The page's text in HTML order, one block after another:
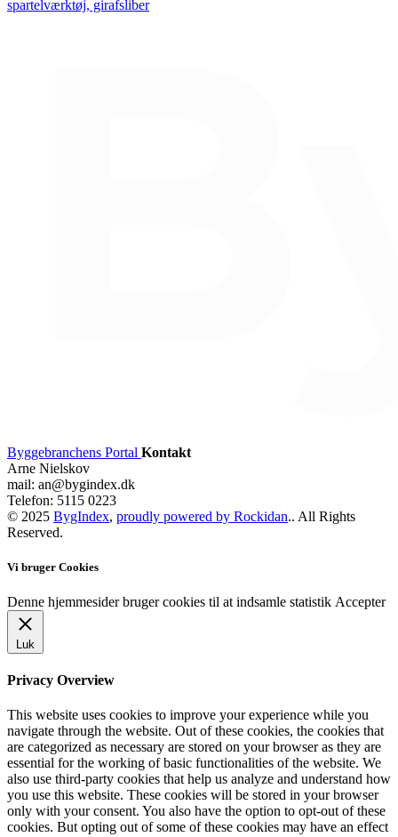
Byggebranchens Portal Kontakt
Arne Nielskov
mail: an@bygindex.dk
Telefon: 5115 0223
© 2025 BygIndex, proudly powered by Rockidan.. All Rights
Reserved.
Vi bruger Cookies
Denne hjemmesider bruger cookies til at indsamle statistik Accepter
Luk
Privacy Overview
This website uses cookies to improve your experience while you
navigate through the website. Out of these cookies, the cookies that
are categorized as necessary are stored on your browser as they are
essential for the working of basic functionalities of the website. We
also use third-party cookies that help us analyze and understand how
you use this website. These cookies will be stored in your browser
only with your consent. You also have the option to opt-out of these
cookies. But opting out of some of these cookies may have an effect